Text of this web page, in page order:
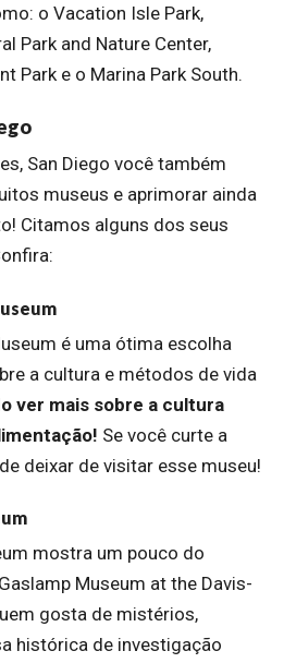
o Vacation Isle Park,
Park and Nature Center,
Park e o Marina Park South.
San Diego você também
museus e aprimorar ainda
Citamos alguns dos seus
é uma ótima escolha
a cultura e métodos de vida
ver mais sobre a cultura
Se você curte a
deixar de visitar esse museu!
mostra um pouco do
Museum at the Davis-
gosta de mistérios,
histórica de investigação